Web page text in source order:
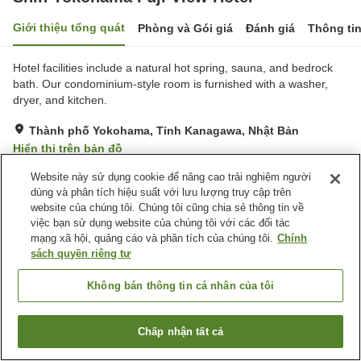
Giới thiệu tổng quát Phòng và Gói giá Đánh giá Thông
Hotel facilities include a natural hot spring, sauna, and bedrock
bath. Our condominium-style room is furnished with a washer,
dryer, and kitchen.
Thành phố Yokohama, Tỉnh Kanagawa, Nhật Bản
Hiển thị trên bản đồ
Tốt Đánh giá:353lượt
Tiện nghi chỗ nghỉ
Bãi đỗ xe
Phòng xông đá nóng
Xông hơi
Trang chủ Nhật Bản Tỉnh Kanagawa
Thành phố Yokohama
Shin Yokohama Fuji View Hotel
Tìm phòng trống
Website này sử dụng cookie để nâng cao trải nghiệm người
dùng và phân tích hiệu suất với lưu lượng truy cập trên
website của chúng tôi. Chúng tôi cũng chia sẻ thông tin về
việc bạn sử dụng website của chúng tôi với các đối tác
mạng xã hội, quảng cáo và phân tích của chúng tôi. Chính
sách quyền riêng tư
Không bán thông tin cá nhân của tôi
Chấp nhận tất cả